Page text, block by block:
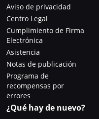
Aviso de privacidad
Centro Legal
Cumplimiento de Firma
Electrónica
Asistencia
Notas de publicación
Programa de
recompensas por
errores
¿Qué hay de nuevo?